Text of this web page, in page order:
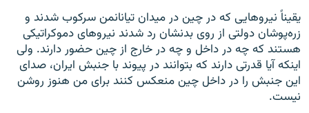
یقیناً نیروهایی که در چین در میدان تیانانمن سرکوب شدند و
زره‌پوشان دولتی از روی بدنشان رد شدند نیروهای دموکراتیکی
هستند که چه در داخل و چه در خارج از چین حضور دارند. ولی
اینکه آیا قدرتی دارند که بتوانند در پیوند با جنبش ایران، صدای
این جنبش را در داخل چین منعکس کنند برای من هنوز روشن
نیست.